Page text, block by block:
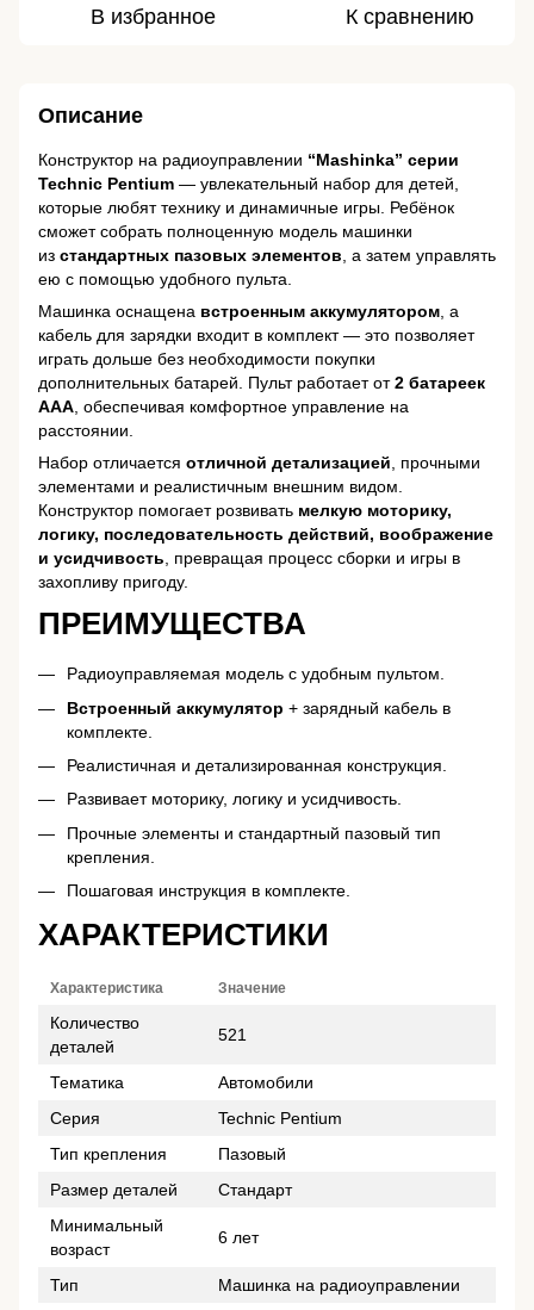
В избранное К сравнению
Описание
Конструктор на радиоуправлении “Mashinka” серии
Technic Pentium — увлекательный набор для детей,
которые любят технику и динамичные игры. Ребёнок
сможет собрать полноценную модель машинки
из стандартных пазовых элементов , а затем управлять
ею с помощью удобного пульта.
Машинка оснащена встроенным аккумулятором , а
кабель для зарядки входит в комплект — это позволяет
играть дольше без необходимости покупки
дополнительных батарей. Пульт работает от2 батареек
ААА , обеспечивая комфортное управление на
расстоянии.
Набор отличается отличной детализацией , прочными
элементами и реалистичным внешним видом.
Конструктор помогает розвивать мелкую моторику,
логику, последовательность действий, воображение
и усидчивость , превращая процесс сборки и игры в
захопливу пригоду.
ПРЕИМУЩЕСТВА
Радиоуправляемая модель с удобным пультом.
Встроенный аккумулятор + зарядный кабель в
комплекте.
Реалистичная и детализированная конструкция.
Развивает моторику, логику и усидчивость.
Прочные элементы и стандартный пазовый тип
крепления.
Пошаговая инструкция в комплекте.
ХАРАКТЕРИСТИКИ
Характеристика Значение
Количество
деталей
521
Тематика
Автомобили
Серия
Technic Pentium
Тип крепления
Пазовый
Размер деталей
Стандарт
Минимальный
возраст
6 лет
Тип
Машинка на радиоуправлении